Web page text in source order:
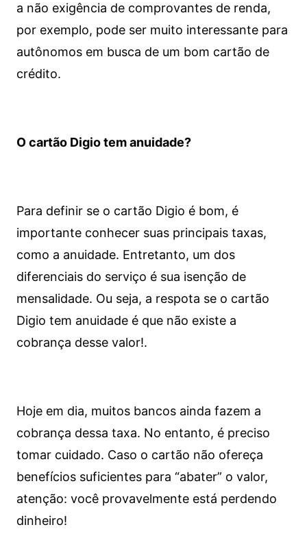
a não exigência de comprovantes de renda,
por exemplo, pode ser muito interessante para
autônomos em busca de um bom cartão de
crédito.
O cartão Digio tem anuidade?
Para definir se o cartão Digio é bom, é
importante conhecer suas principais taxas,
como a anuidade. Entretanto, um dos
diferenciais do serviço é sua isenção de
mensalidade. Ou seja, a respota se o cartão
Digio tem anuidade é que não existe a
cobrança desse valor!.
Hoje em dia, muitos bancos ainda fazem a
cobrança dessa taxa. No entanto, é preciso
tomar cuidado. Caso o cartão não ofereça
benefícios suficientes para “abater” o valor,
atenção: você provavelmente está perdendo
dinheiro!